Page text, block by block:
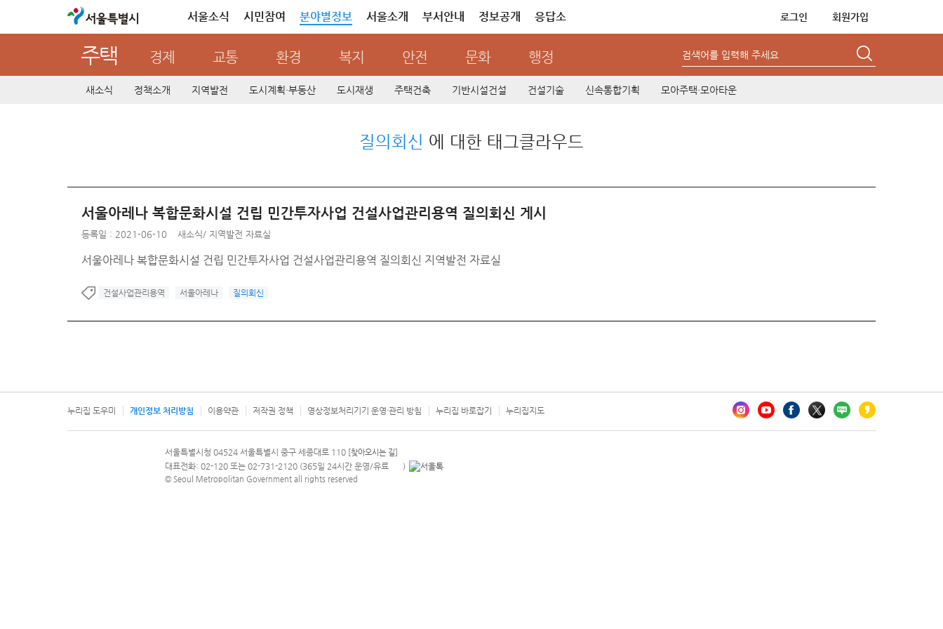
서울특별시 서울소식 시민참여 분야별정보 서울소개 부서안내 정보공개 응답소 로그인 회원가입
주택 경제 교통 환경 복지 안전 문화 행정 검색어를 입력해 주세요
새소식 정책소개 지역발전 도시계획·부동산 도시재생 주택건축 기반시설건설 건설기술 신속통합기획 모아주택·모아타운
질의회신 에 대한 태그클라우드
서울아레나 복합문화시설 건립 민간투자사업 건설사업관리용역 질의회신 게시
등록일 : 2021-06-10 새소식/ 지역발전 자료실
서울아레나 복합문화시설 건립 민간투자사업 건설사업관리용역 질의회신 지역발전 자료실
건설사업관리용역 서울아레나 질의회신
누리집 도우미 개인정보 처리방침 이용약관 저작권 정책 영상정보처리기기 운영·관리 방침 누리집 바로잡기 누리집지도
문의 전화번호 120, 120 다산콜재단
서울특별시청 04524 서울특별시 중구 세종대로 110 [찾아오시는 길]
대표전화: 02-120 또는 02-731-2120 (365일 24시간 운영/유료 안내팝업 열기
)
© Seoul Metropolitan Government all rights reserved